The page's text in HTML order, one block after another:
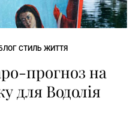
СТИЛЬ ЖИТТЯ
прогноз на
для Водолія